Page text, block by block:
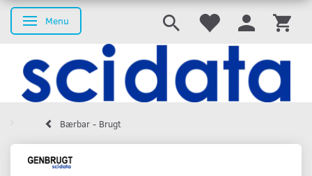
Skifte navigation
Menu
Bærbar - Brugt